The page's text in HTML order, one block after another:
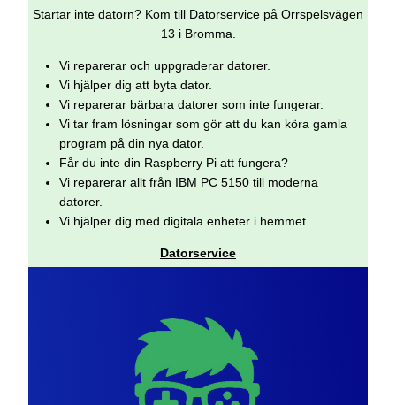
Startar inte datorn? Kom till Datorservice på Orrspelsvägen
13 i Bromma.
Vi reparerar och uppgraderar datorer.
Vi hjälper dig att byta dator.
Vi reparerar bärbara datorer som inte fungerar.
Vi tar fram lösningar som gör att du kan köra gamla
program på din nya dator.
Får du inte din Raspberry Pi att fungera?
Vi reparerar allt från IBM PC 5150 till moderna
datorer.
Vi hjälper dig med digitala enheter i hemmet.
Datorservice